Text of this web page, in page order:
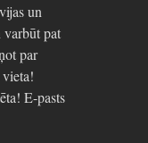
un
pat
par
E-pasts